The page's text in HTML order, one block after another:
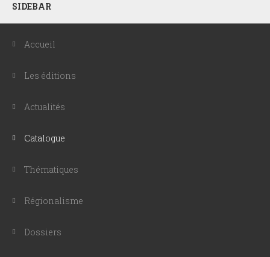
SIDEBAR
Accueil
Les éditions
Actualités
Catalogue
Thématiques
Régionalisme
Dossiers